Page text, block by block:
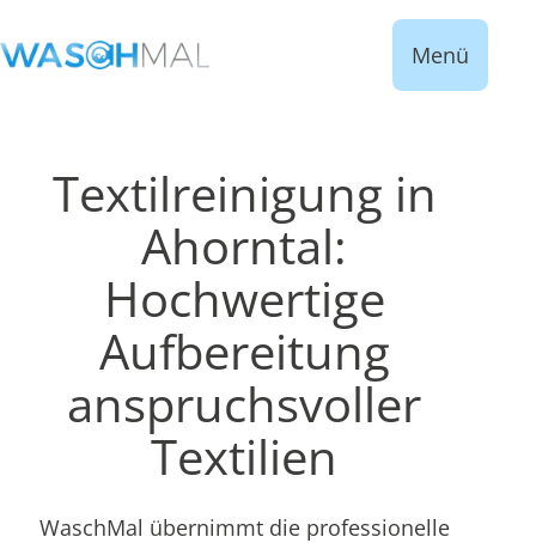
Menü
Textilreinigung in
Ahorntal:
Hochwertige
Aufbereitung
anspruchsvoller
Textilien
WaschMal übernimmt die professionelle